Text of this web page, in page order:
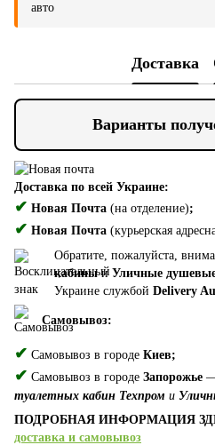
Доставка
Варианты
Доставка по всей Украине:
✔ Новая Почта (на отделение);
✔ Новая Почта (курьерская
Обратите, пожалуйста,
кабиныи Уличные
Украине службой Delivery
Самовывоз:
✔ Самовывоз в городе Киев;
✔ Самовывоз в городе Запорожье
туалетных кабин Техпром и
ПОДРОБНАЯ ИНФОРМАЦИЯ
доставка и самовывоз